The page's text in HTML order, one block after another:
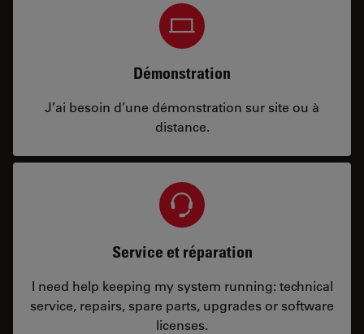
Démonstration
J’ai besoin d’une démonstration sur site ou à
distance.
Service et réparation
I need help keeping my system running: technical
service, repairs, spare parts, upgrades or software
licenses.